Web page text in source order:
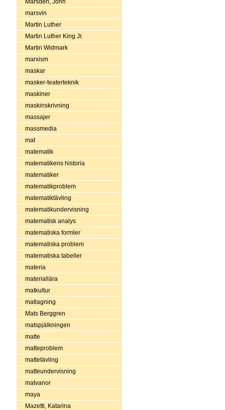
Marsden, John
marsvin
Martin Luther
Martin Luther King Jr.
Martin Widmark
marxism
maskar
masker-teaterteknik
maskiner
maskinskrivning
massajer
massmedia
mat
matematik
matematikens historia
matematiker
matematikproblem
matematiktävling
matematikundervisning
matematisk analys
matematiska formler
matematiska problem
matematiska tabeller
materia
materiallära
matkultur
matlagning
Mats Berggren
matspjälkningen
matte
matteproblem
mattetävling
matteundervisning
matvanor
maya
Mazetti, Katarina